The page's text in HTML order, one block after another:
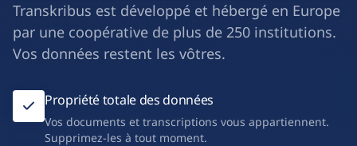
Transkribus est développé et hébergé en Europe
par une coopérative de plus de 250 institutions.
Vos données restent les vôtres.
Propriété totale des données
Vos documents et transcriptions vous appartiennent.
Supprimez-les à tout moment.